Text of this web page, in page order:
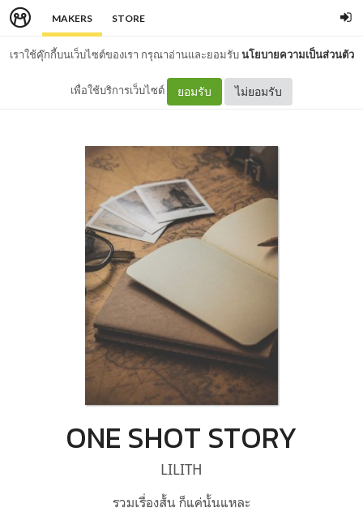
MAKERS STORE
เราใช้คุ๊กกี้บนเว็บไซต์ของเรา กรุณาอ่านและยอมรับนโยบายความเป็นส่วนตัว
เพื่อใช้บริการเว็บไซต์ ยอมรับ ไม่ยอมรับ
ONE SHOT STORY
LILITH
รวมเรื่องสั้น ก็แค่นั้นแหละ